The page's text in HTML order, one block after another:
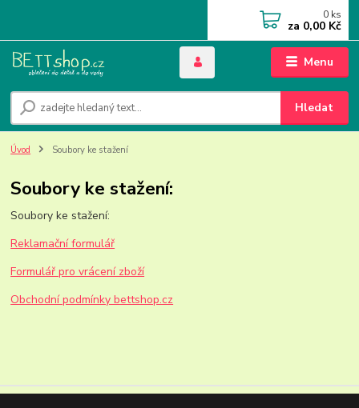
Menu
Hledat
0 ks
za 0,00 Kč
Úvod Soubory ke stažení
Soubory ke stažení:
Soubory ke stažení:
Reklamační formulář
Formulář pro vrácení zboží
Obchodní podmínky bettshop.cz